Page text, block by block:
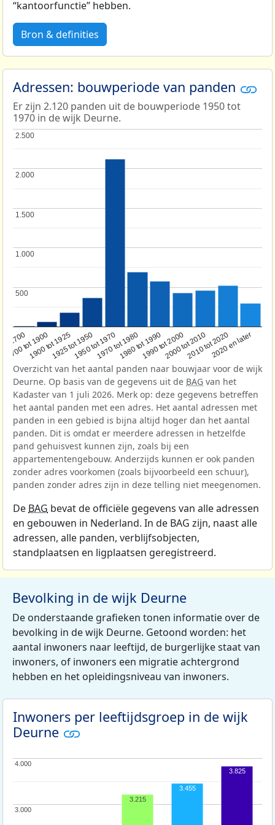
“kantoorfunctie” hebben.
Bron & definities
Adressen: bouwperiode van panden
Er zijn 2.120 panden uit de bouwperiode 1950 tot
1970 in de wijk Deurne.
1700
1700 tot 1900
1900 tot 19251925 tot 19501950 tot 19701970 tot 19801980 tot 19901990 tot 20002000 tot 20102010 tot 20202020 en later
500
500
1.000
1.000
1.500
1.500
2.000
2.000
2.500
2.500
Overzicht van het aantal panden naar bouwjaar voor de wijk
Deurne. Op basis van de gegevens uit de BAG van het
Kadaster van 1 juli 2026. Merk op: deze gegevens betreffen
het aantal panden met een adres. Het aantal adressen met
panden in een gebied is bijna altijd hoger dan het aantal
panden. Dit is omdat er meerdere adressen in hetzelfde
pand gehuisvest kunnen zijn, zoals bij een
appartementengebouw. Anderzijds kunnen er ook panden
zonder adres voorkomen (zoals bijvoorbeeld een schuur),
panden zonder adres zijn in deze telling niet meegenomen.
De BAG bevat de officiële gegevens van alle adressen
en gebouwen in Nederland. In de BAG zijn, naast alle
adressen, alle panden, verblijfsobjecten,
standplaatsen en ligplaatsen geregistreerd.
Bevolking in de wijk Deurne
De onderstaande grafieken tonen informatie over de
bevolking in de wijk Deurne. Getoond worden: het
aantal inwoners naar leeftijd, de burgerlijke staat van
inwoners, of inwoners een migratie achtergrond
hebben en het opleidingsniveau van inwoners.
Inwoners per leeftijdsgroep in de wijk
Deurne
3.000
3.000
4.000
4.000
3.215
3.455
3.825